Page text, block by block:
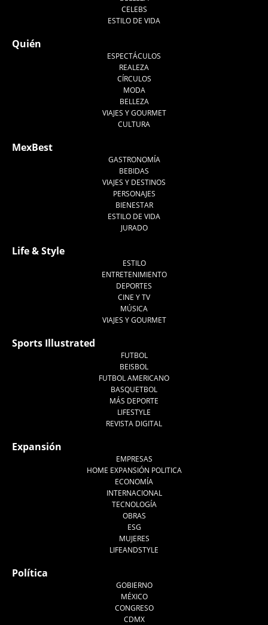
CELEBS
ESTILO DE VIDA
Quién
ESPECTÁCULOS
REALEZA
CÍRCULOS
MODA
BELLEZA
VIAJES Y GOURMET
CULTURA
MexBest
GASTRONOMÍA
BEBIDAS
VIAJES Y DESTINOS
PERSONAJES
BIENESTAR
ESTILO DE VIDA
JURADO
Life & Style
ESTILO
ENTRETENIMIENTO
DEPORTES
CINE Y TV
MÚSICA
VIAJES Y GOURMET
Sports Illustrated
FUTBOL
BEISBOL
FUTBOL AMERICANO
BASQUETBOL
MÁS DEPORTE
LIFESTYLE
REVISTA DIGITAL
Expansión
EMPRESAS
HOME EXPANSIÓN POLITICA
ECONOMÍA
INTERNACIONAL
TECNOLOGÍA
OBRAS
ESG
MUJERES
LIFEANDSTYLE
Política
GOBIERNO
MÉXICO
CONGRESO
CDMX